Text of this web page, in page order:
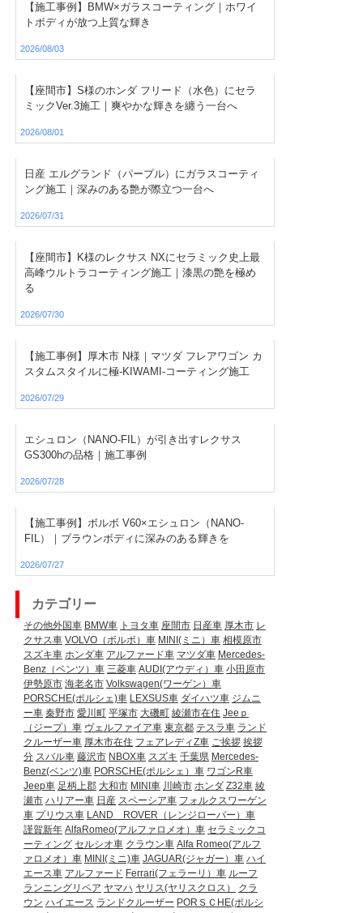
【施工事例】BMW×ガラスコーティング｜ホワイ
トボディが放つ上質な輝き
2026/08/03
【座間市】S様のホンダ フリード（水色）にセラ
ミックVer.3施工｜爽やかな輝きを纏う一台へ
2026/08/01
日産 エルグランド（パープル）にガラスコーティ
ング施工｜深みのある艶が際立つ一台へ
2026/07/31
【座間市】K様のレクサス NXにセラミック史上最
高峰ウルトラコーティング施工｜漆黒の艶を極め
る
2026/07/30
【施工事例】厚木市 N様｜マツダ フレアワゴン カ
スタムスタイルに極-KIWAMI-コーティング施工
2026/07/29
エシュロン（NANO-FIL）が引き出すレクサス
GS300hの品格｜施工事例
2026/07/28
【施工事例】ボルボ V60×エシュロン（NANO-
FIL）｜ブラウンボディに深みのある輝きを
2026/07/27
カテゴリー
その他外国車 BMW車 トヨタ車 座間市 日産車 厚木市 レ
クサス車 VOLVO（ボルボ）車 MINI(ミニ）車 相模原市
スズキ車 ホンダ車 アルファード車 マツダ車 Mercedes-
Benz（ベンツ）車 三菱車 AUDI(アウディ）車 小田原市
伊勢原市 海老名市 Volkswagen(ワーゲン）車
PORSCHE(ポルシェ)車 LEXSUS車 ダイハツ車 ジムニ
ー車 秦野市 愛川町 平塚市 大磯町 綾瀬市在住 Jeeｐ
（ジープ）車 ヴェルファイア車 東京都 テスラ車 ランド
クルーザー車 厚木市在住 フェアレディZ車 ご挨拶 挨拶
分 スバル車 藤沢市 NBOX車 スズキ 千葉県 Mercedes-
Benz(ベンツ)車 PORSCHE(ポルシェ）車 ワゴンR車
Jeep車 足柄上郡 大和市 MINI車 川崎市 ホンダ Z32車 綾
瀬市 ハリアー車 日産 スペーシア車 フォルクスワーゲン
車 プリウス車 LAND ROVER（レンジローバー）車
謹賀新年 AlfaRomeo(アルファロメオ）車 セラミックコ
ーティング セルシオ車 クラウン車 Alfa Romeo(アルフ
ァロメオ）車 MINI(ミニ)車 JAGUAR(ジャガー）車 ハイ
エース車 アルファード Ferrari(フェラーリ）車 ルーフ
ランニングリペア ヤマハ ヤリス(ヤリスクロス）
クラ
ウン ハイエース ランドクルーザー PORＳＣHE(ポルシ